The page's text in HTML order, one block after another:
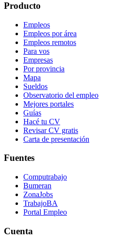
Producto
Empleos
Empleos por área
Empleos remotos
Para vos
Empresas
Por provincia
Mapa
Sueldos
Observatorio del empleo
Mejores portales
Guías
Hacé tu CV
Revisar CV gratis
Carta de presentación
Fuentes
Computrabajo
Bumeran
ZonaJobs
TrabajoBA
Portal Empleo
Cuenta